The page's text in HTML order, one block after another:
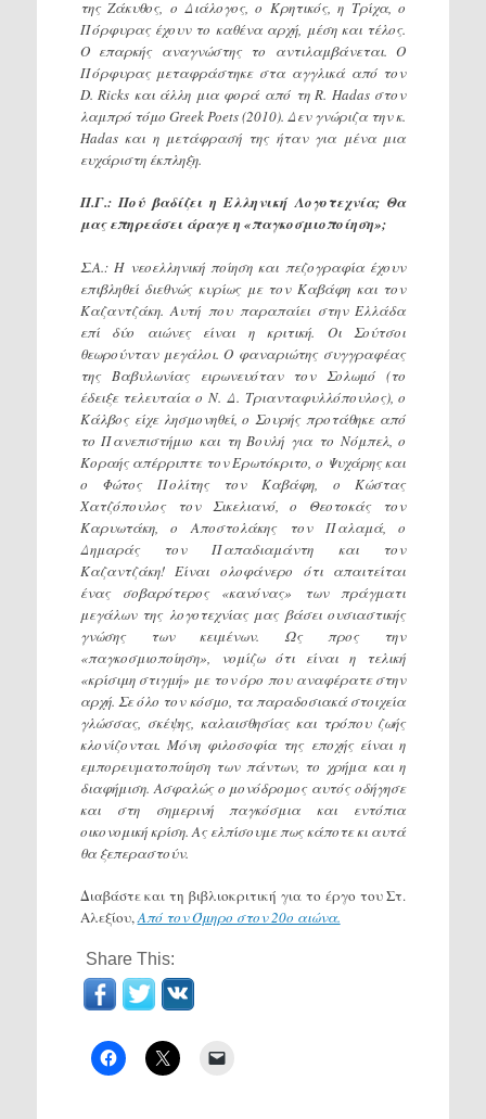
της Ζάκυθος, ο Διάλογος, ο Κρητικός, η Τρίχα, ο
Πόρφυρας έχουν το καθένα αρχή, μέση και τέλος.
Ο επαρκής αναγνώστης το αντιλαμβάνεται. Ο
Πόρφυρας μεταφράστηκε στα αγγλικά από τον
D. Ricks και άλλη μια φορά από τη R. Hadas στον
λαμπρό τόμο Greek Poets (2010). Δεν γνώριζα την κ.
Hadas και η μετάφρασή της ήταν για μένα μια
ευχάριστη έκπληξη.
Π.Γ.: Πού βαδίζει η Ελληνική Λογοτεχνία; Θα
μας επηρεάσει άραγε η «παγκοσμιοποίηση»;
Σ.Α.: Η νεοελληνική ποίηση και πεζογραφία έχουν
επιβληθεί διεθνώς κυρίως με τον Καβάφη και τον
Καζαντζάκη. Αυτή που παραπαίει στην Ελλάδα
επί δύο αιώνες είναι η κριτική. Οι Σούτσοι
θεωρούνταν μεγάλοι. Ο φαναριώτης συγγραφέας
της Βαβυλωνίας ειρωνευόταν τον Σολωμό (το
έδειξε τελευταία ο Ν. Δ. Τριανταφυλλόπουλος), ο
Κάλβος είχε λησμονηθεί, ο Σουρής προτάθηκε από
το Πανεπιστήμιο και τη Βουλή για το Νόμπελ, ο
Κοραής απέρριπτε τον Ερωτόκριτο, ο Ψυχάρης και
ο Φώτος Πολίτης τον Καβάφη, ο Κώστας
Χατζόπουλος τον Σικελιανό, ο Θεοτοκάς τον
Καρυωτάκη, ο Αποστολάκης τον Παλαμά, ο
Δημαράς τον Παπαδιαμάντη και τον
Καζαντζάκη! Είναι ολοφάνερο ότι απαιτείται
ένας σοβαρότερος «κανόνας» των πράγματι
μεγάλων της λογοτεχνίας μας βάσει ουσιαστικής
γνώσης των κειμένων. Ως προς την
«παγκοσμιοποίηση», νομίζω ότι είναι η τελική
«κρίσιμη στιγμή» με τον όρο που αναφέρατε στην
αρχή. Σε όλο τον κόσμο, τα παραδοσιακά στοιχεία
γλώσσας, σκέψης, καλαισθησίας και τρόπου ζωής
κλονίζονται. Μόνη φιλοσοφία της εποχής είναι η
εμπορευματοποίηση των πάντων, το χρήμα και η
διαφήμιση. Ασφαλώς ο μονόδρομος αυτός οδήγησε
και στη σημερινή παγκόσμια και εντόπια
οικονομική κρίση. Ας ελπίσουμε πως κάποτε κι αυτά
θα ξεπεραστούν.
Διαβάστε και τη βιβλιοκριτική για το έργο του Στ.
Αλεξίου,Από τον Όμηρο στον 20ο αιώνα.
Share This: